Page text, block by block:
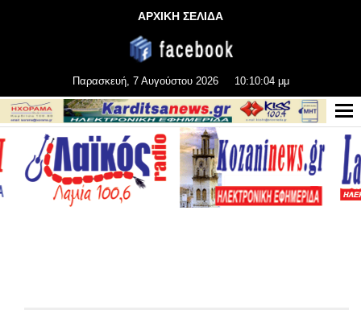
ΑΡΧΙΚΗ ΣΕΛΙΔΑ
Παρασκευή, 7 Αυγούστου 2026 10:10:04 μμ